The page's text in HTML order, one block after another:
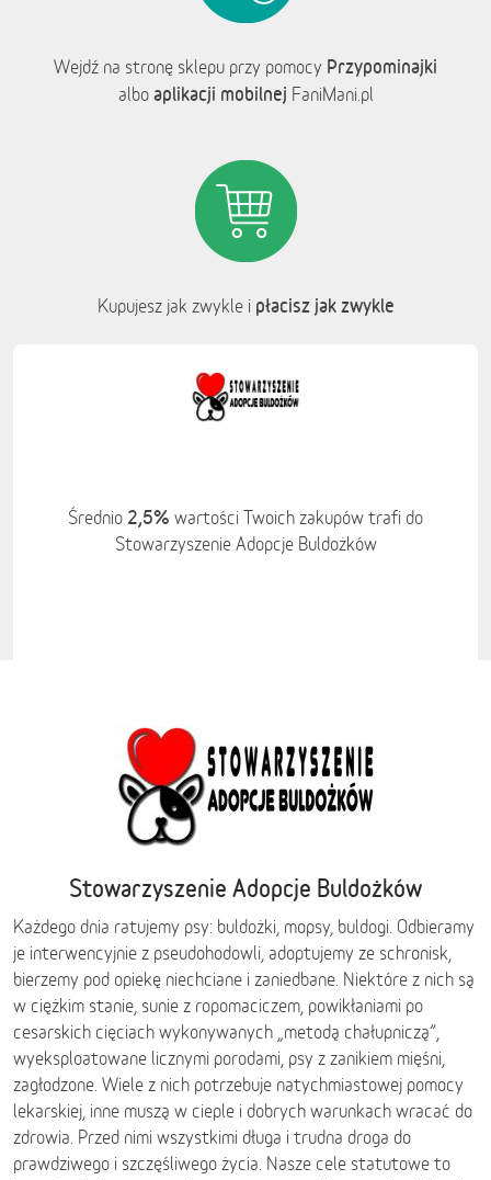
Wejdź na stronę sklepu przy pomocy Przypominajki
albo aplikacji mobilnej FaniMani.pl
Kupujesz jak zwykle i płacisz jak zwykle
Średnio 2,5% wartości Twoich zakupów trafi do
Stowarzyszenie Adopcje Buldożków
Stowarzyszenie Adopcje Buldożków
Każdego dnia ratujemy psy: buldożki, mopsy, buldogi. Odbieramy
je interwencyjnie z pseudohodowli, adoptujemy ze schronisk,
bierzemy pod opiekę niechciane i zaniedbane. Niektóre z nich są
w ciężkim stanie, sunie z ropomaciczem, powikłaniami po
cesarskich cięciach wykonywanych „metodą chałupniczą”,
wyeksploatowane licznymi porodami, psy z zanikiem mięśni,
zagłodzone. Wiele z nich potrzebuje natychmiastowej pomocy
lekarskiej, inne muszą w cieple i dobrych warunkach wracać do
zdrowia. Przed nimi wszystkimi długa i trudna droga do
prawdziwego i szczęśliwego życia. Nasze cele statutowe to